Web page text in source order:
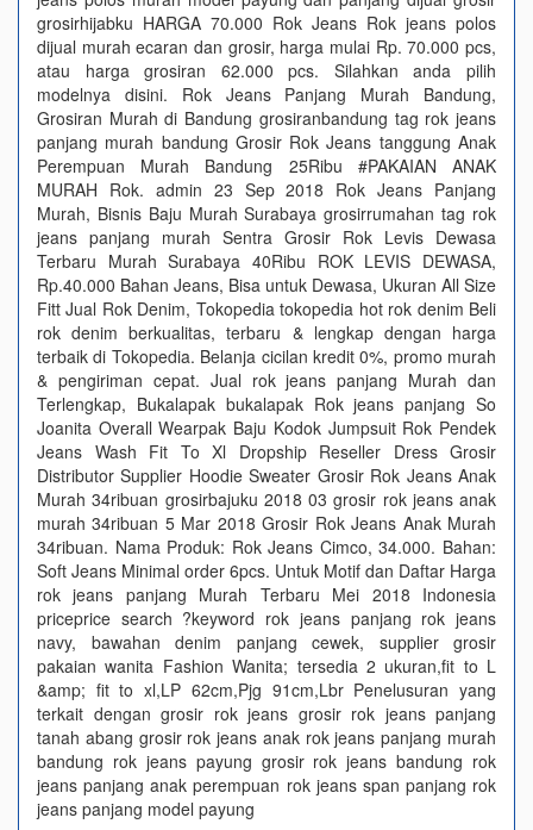
grosirhijabku HARGA 70.000 Rok Jeans Rok jeans polos
dijual murah ecaran dan grosir, harga mulai Rp. 70.000 pcs,
atau harga grosiran 62.000 pcs. Silahkan anda pilih
modelnya disini. Rok Jeans Panjang Murah Bandung,
Grosiran Murah di Bandung grosiranbandung tag rok jeans
panjang murah bandung Grosir Rok Jeans tanggung Anak
Perempuan Murah Bandung 25Ribu #PAKAIAN ANAK
MURAH Rok. admin 23 Sep 2018 Rok Jeans Panjang
Murah, Bisnis Baju Murah Surabaya grosirrumahan tag rok
jeans panjang murah Sentra Grosir Rok Levis Dewasa
Terbaru Murah Surabaya 40Ribu ROK LEVIS DEWASA,
Rp.40.000 Bahan Jeans, Bisa untuk Dewasa, Ukuran All Size
Fitt Jual Rok Denim, Tokopedia tokopedia hot rok denim Beli
rok denim berkualitas, terbaru & lengkap dengan harga
terbaik di Tokopedia. Belanja cicilan kredit 0%, promo murah
& pengiriman cepat. Jual rok jeans panjang Murah dan
Terlengkap, Bukalapak bukalapak Rok jeans panjang So
Joanita Overall Wearpak Baju Kodok Jumpsuit Rok Pendek
Jeans Wash Fit To Xl Dropship Reseller Dress Grosir
Distributor Supplier Hoodie Sweater Grosir Rok Jeans Anak
Murah 34ribuan grosirbajuku 2018 03 grosir rok jeans anak
murah 34ribuan 5 Mar 2018 Grosir Rok Jeans Anak Murah
34ribuan. Nama Produk: Rok Jeans Cimco, 34.000. Bahan:
Soft Jeans Minimal order 6pcs. Untuk Motif dan Daftar Harga
rok jeans panjang Murah Terbaru Mei 2018 Indonesia
priceprice search ?keyword rok jeans panjang rok jeans
navy, bawahan denim panjang cewek, supplier grosir
pakaian wanita Fashion Wanita; tersedia 2 ukuran,fit to L
&amp; fit to xl,LP 62cm,Pjg 91cm,Lbr Penelusuran yang
terkait dengan grosir rok jeans grosir rok jeans panjang
tanah abang grosir rok jeans anak rok jeans panjang murah
bandung rok jeans payung grosir rok jeans bandung rok
jeans panjang anak perempuan rok jeans span panjang rok
jeans panjang model payung